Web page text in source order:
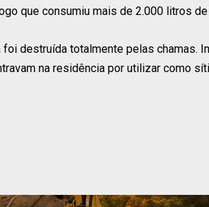
que consumiu mais de 2.000 litros de
foi destruída totalmente pelas chamas.
na residência por utilizar como